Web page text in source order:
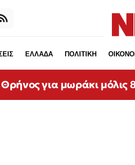
ΕΛΛΑΔΑ ΠΟΛΙΤΙΚΗ
για μωράκι